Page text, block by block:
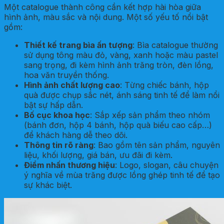
Một catalogue thành công cần kết hợp hài hòa giữa
hình ảnh, màu sắc và nội dung. Một số yếu tố nổi bật
gồm:
Thiết kế trang bìa ấn tượng: Bìa catalogue thường
sử dụng tông màu đỏ, vàng, xanh hoặc màu pastel
sang trọng, đi kèm hình ảnh trăng tròn, đèn lồng,
hoa văn truyền thống.
Hình ảnh chất lượng cao: Từng chiếc bánh, hộp
quà được chụp sắc nét, ánh sáng tinh tế để làm nổi
bật sự hấp dẫn.
Bố cục khoa học: Sắp xếp sản phẩm theo nhóm
(bánh đơn, hộp 4 bánh, hộp quà biếu cao cấp…)
để khách hàng dễ theo dõi.
Thông tin rõ ràng: Bao gồm tên sản phẩm, nguyên
liệu, khối lượng, giá bán, ưu đãi đi kèm.
Điểm nhấn thương hiệu: Logo, slogan, câu chuyện
ý nghĩa về mùa trăng được lồng ghép tinh tế để tạo
sự khác biệt.